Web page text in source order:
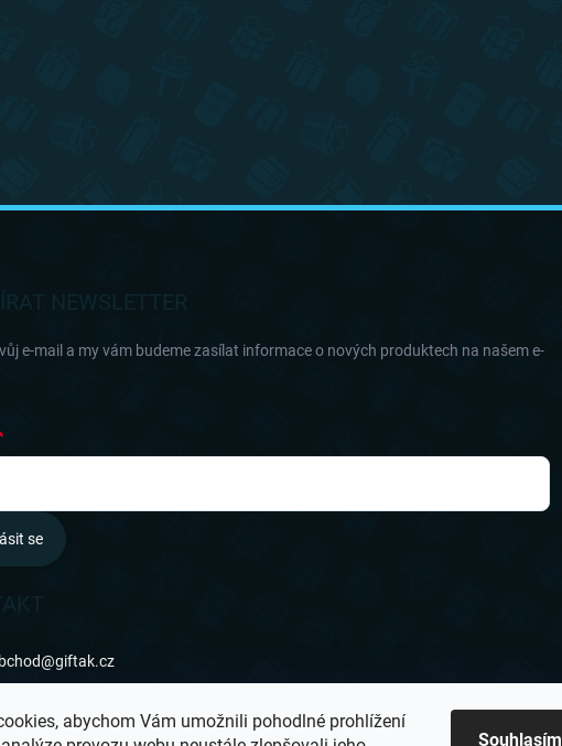
abychom Vám umožnili pohodlné prohlížení
Souhlasím
NEWSLETTER
e-mail a my vám budeme zasílat informace o nových produktech na našem e-
se
@giftak.cz